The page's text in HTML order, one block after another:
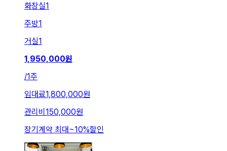
화장실1
주방1
거실1
1,950,000원
/1주
임대료1,800,000원
관리비 150,000원
장기계약 최대~10%할인